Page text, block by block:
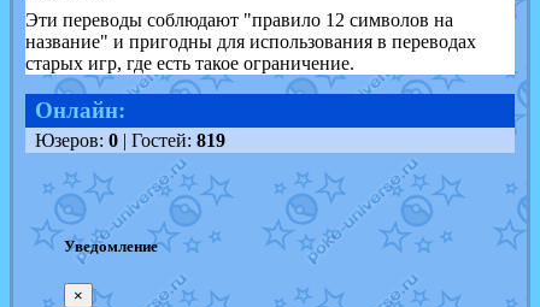
Эти переводы соблюдают "правило 12 символов на
название" и пригодны для использования в переводах
старых игр, где есть такое ограничение.
Онлайн:
Юзеров: 0| Гостей: 819
Уведомление
×